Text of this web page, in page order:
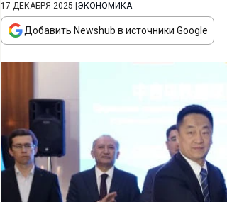
17 ДЕКАБРЯ 2025 ЭКОНОМИКА
Добавить Newshub в источники Google